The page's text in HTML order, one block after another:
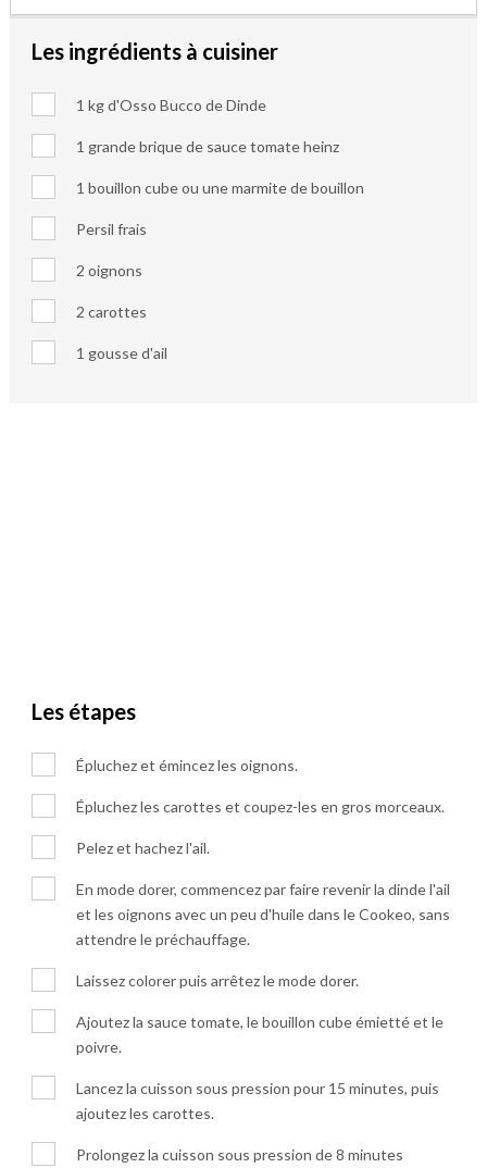
Les ingrédients à cuisiner
1 kg d'Osso Bucco de Dinde
1 grande brique de sauce tomate heinz
1 bouillon cube ou une marmite de bouillon
Persil frais
2 oignons
2 carottes
1 gousse d'ail
Les étapes
Épluchez et émincez les oignons.
Épluchez les carottes et coupez-les en gros morceaux.
Pelez et hachez l'ail.
En mode dorer, commencez par faire revenir la dinde l'ail
et les oignons avec un peu d'huile dans le Cookeo, sans
attendre le préchauffage.
Laissez colorer puis arrêtez le mode dorer.
Ajoutez la sauce tomate, le bouillon cube émietté et le
poivre.
Lancez la cuisson sous pression pour 15 minutes, puis
ajoutez les carottes.
Prolongez la cuisson sous pression de 8 minutes